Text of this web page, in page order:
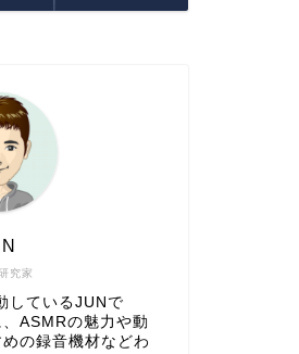
究家
しているJUNで
ASMRの魅力や動
の録音機材などわ